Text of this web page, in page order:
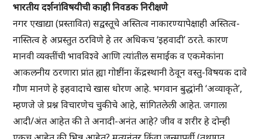
भारतीय दर्शनांविषयीची काही निवडक निरीक्षणे
नगर एखाद्या (प्रस्तावित) सद्वस्तूचे अस्तित्व नाकारण्यापेक्षाही अस्तित्व-
नास्तित्व हे अप्रस्तुत ठरविणे हे तर अधिकच ‘इहवादी’ ठरते. कारण
मानवी व्यक्तींची भावविश्वे आणि त्यांतील समाईक व एकमेकांना
आकलनीय ठरणारा प्रांत ह्या गोष्टींना केंद्रस्थानी ठेवून वस्तु-विषयक दावे
गौण मानणे हे इहवादाचे खास धोरण आहे. भगवान बुद्धांनी ‘अव्याकृते’,
म्हणजे जे प्रश्न विचारणेच चुकीचे आहे, सांगितलेली आहेत. जगाला
आदी/अंत आहेत की ते अनादी-अनंत आहे? जीव व शरीर हे दोन्ही